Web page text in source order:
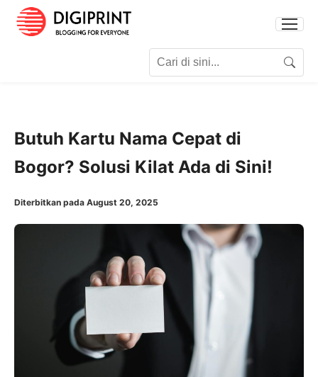
Search
Butuh Kartu Nama Cepat di
Bogor? Solusi Kilat Ada di Sini!
Diterbitkan pada August 20, 2025